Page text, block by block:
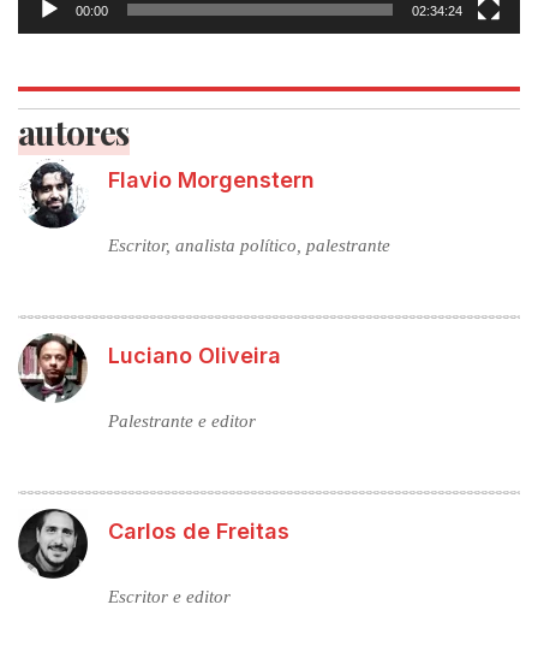
00:00 02:34:24
autores
Flavio Morgenstern
Escritor, analista político, palestrante
Luciano Oliveira
Palestrante e editor
Carlos de Freitas
Escritor e editor